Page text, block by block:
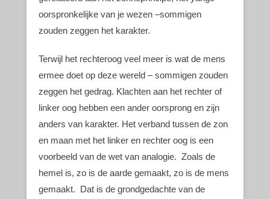
oorspronkelijke van je wezen –sommigen
zouden zeggen het karakter.
Terwijl het rechteroog veel meer is wat de mens
ermee doet op deze wereld – sommigen zouden
zeggen het gedrag. Klachten aan het rechter of
linker oog hebben een ander oorsprong en zijn
anders van karakter. Het verband tussen de zon
en maan met het linker en rechter oog is een
voorbeeld van de wet van analogie. Zoals de
hemel is, zo is de aarde gemaakt, zo is de mens
gemaakt. Dat is de grondgedachte van de